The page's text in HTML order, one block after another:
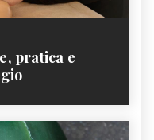
pratica e